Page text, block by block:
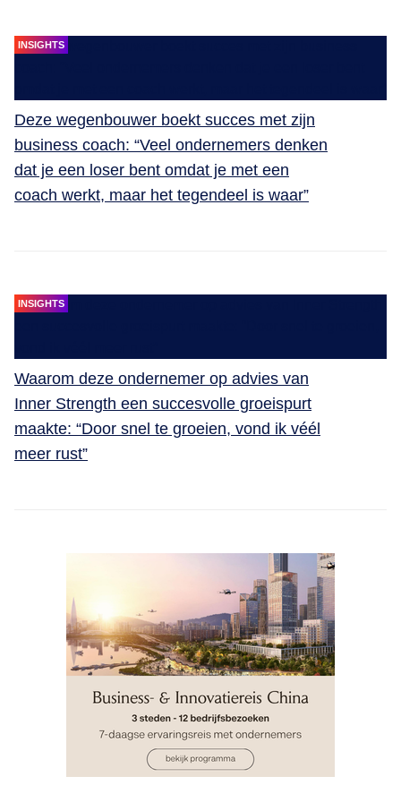
INSIGHTS
Deze wegenbouwer boekt succes met zijn
business coach: “Veel ondernemers denken
dat je een loser bent omdat je met een
coach werkt, maar het tegendeel is waar”
INSIGHTS
Waarom deze ondernemer op advies van
Inner Strength een succesvolle groeispurt
maakte: “Door snel te groeien, vond ik véél
meer rust”